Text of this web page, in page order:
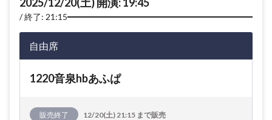
終了: 21:15
自由席
1220音泉hbあふぱ
販売終了 12/20(土) 21:15 まで販売